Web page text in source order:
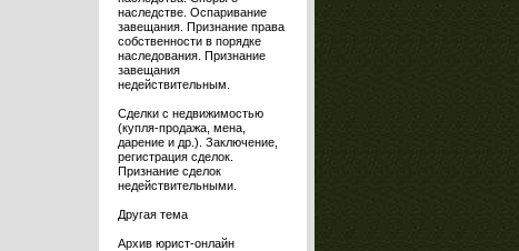
наследстве. Оспаривание
завещания. Признание права
собственности в порядке
наследования. Признание
завещания
недействительным.
Сделки с недвижимостью
(купля-продажа, мена,
дарение и др.). Заключение,
регистрация сделок.
Признание сделок
недействительными.
Другая тема
Архив юрист-онлайн